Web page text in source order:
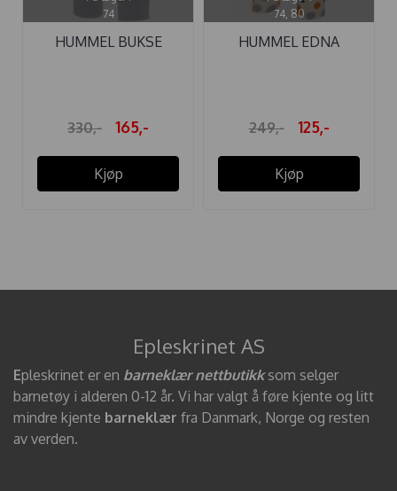
74
HUMMEL BUKSE
330,- 165,-
Kjøp
74, 80
HUMMEL EDNA
249,- 125,-
Kjøp
Epleskrinet AS
Epleskrinet er en barneklær nettbutikksom selger
barnetøy i alderen 0-12 år. Vi har valgt å føre kjente og litt
mindre kjente barneklær fra Danmark, Norge og resten
av verden.